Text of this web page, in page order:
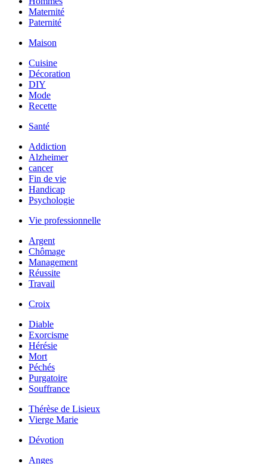
Maternité
Paternité
Maison
Cuisine
Décoration
DIY
Mode
Recette
Santé
Addiction
Alzheimer
cancer
Fin de vie
Handicap
Psychologie
Vie professionnelle
Argent
Chômage
Management
Réussite
Travail
Croix
Diable
Exorcisme
Hérésie
Mort
Péchés
Purgatoire
Souffrance
Thérèse de Lisieux
Vierge Marie
Dévotion
Anges